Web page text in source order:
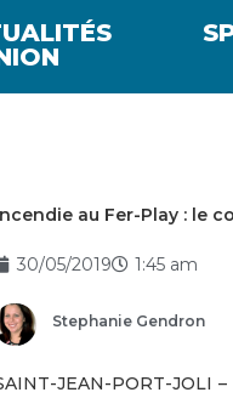
au Fer-Play : le
30/05/2019 1:45 am
Stephanie Gendron
JEAN-PORT-JOLI